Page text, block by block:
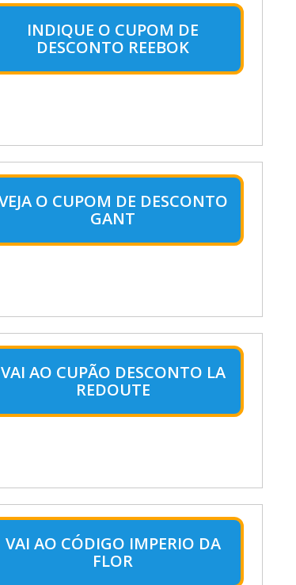
INDIQUE O CUPOM DE
DESCONTO REEBOK
O CUPOM DE DESCONTO
GANT
VAI AO CUPÃO DESCONTO LA
REDOUTE
VAI AO CÓDIGO IMPERIO DA
FLOR